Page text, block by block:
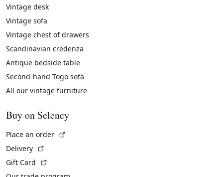
Vintage desk
Vintage sofa
Vintage chest of drawers
Scandinavian credenza
Antique bedside table
Second-hand Togo sofa
All our vintage furniture
Buy on Selency
Place an order
Delivery
Gift Card